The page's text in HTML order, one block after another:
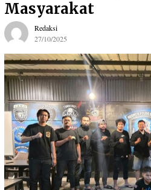
Masyarakat
Redaksi
27/10/2025